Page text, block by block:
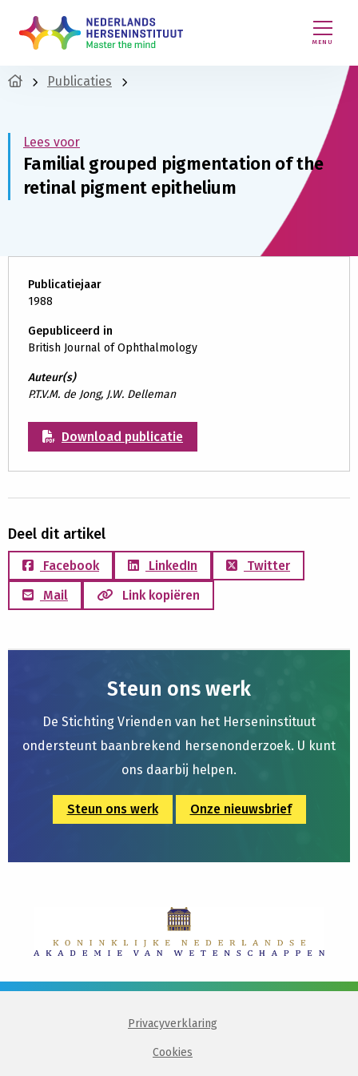
MENU
Publicaties
Lees voor
Familial grouped pigmentation of the
retinal pigment epithelium
Publicatiejaar
1988
Gepubliceerd in
British Journal of Ophthalmology
Auteur(s)
P.T.V.M. de Jong, J.W. Delleman
Download publicatie
Deel dit artikel
Facebook LinkedIn
Twitter
Mail
Link kopiëren
Steun ons werk
De Stichting Vrienden van het Herseninstituut
ondersteunt baanbrekend hersenonderzoek. U kunt
ons daarbij helpen.
Steun ons werk Onze nieuwsbrief
Privacyverklaring
Cookies